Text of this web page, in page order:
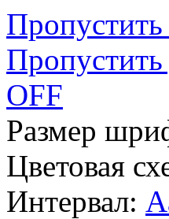
Пропустить
OFF
Размер
Цветовая
Интервал: